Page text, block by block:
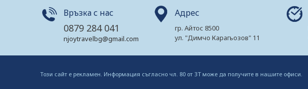
Връзка с нас
0879 284 041
njoytravelbg@gmail.com
Адрес
гр. Айтос 8500
ул. "Димчо Карагьозов" 11
Този сайт е рекламен. Информация съгласно чл. 80 от ЗТ може да получите в нашите офиси.